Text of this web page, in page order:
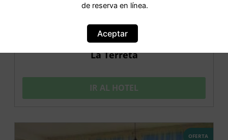
La Terreta
IR AL HOTEL
OFERTA
de reserva en línea.
Aceptar